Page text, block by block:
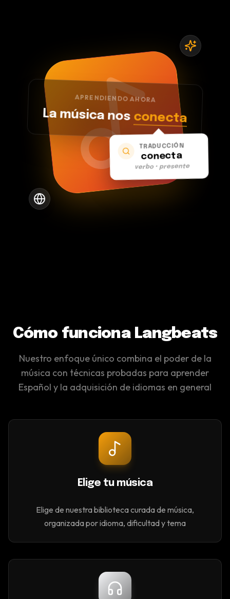
APRENDIENDO AHORA
La música nos conecta
TRADUCCIÓN
conecta
verbo • presente
Cómo funciona Langbeats
Nuestro enfoque único combina el poder de la
música con técnicas probadas para aprender
Español y la adquisición de idiomas en general
Elige tu música
Elige de nuestra biblioteca curada de música,
organizada por idioma, dificultad y tema